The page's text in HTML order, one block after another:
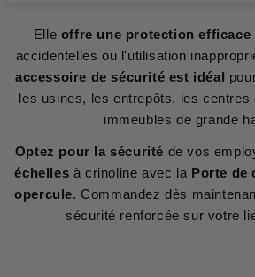
Elle offre une protection efficace
accidentelles ou l'utilisation
accessoire de sécurité est idéal
les usines, les entrepôts, les centres
immeubles de grande
Optez pour la sécurité de vos
échelles à crinoline avec la Porte de
opercule. Commandez dès
sécurité renforcée sur votre